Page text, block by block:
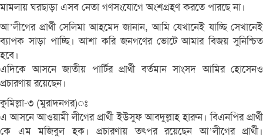
মামলায় ঘরছাড়া এসব নেতা গণসংযোগে অংশগ্রহণ করতে পারছে না।
আ’লীগের প্রার্থী সেলিমা আহমেদ জানান, আমি যেখানেই যাচ্ছি সেখানেই
ব্যাপক সাড়া পাচ্ছি। আশা করি জনগণের ভোটে আমার বিজয় সুনিশ্চিত
হবে।
এদিকে আসনে জাতীয় পার্টির প্রার্থী বর্তমান সাংসদ আমির হোসেনও
প্রচারণায় রয়েছেন।
কুমিল্লা-৩ (মুরাদনগর)ঃ
এ আসনে আওয়ামী লীগের প্রার্থী ইউসুফ আবদুল্লাহ হারুন। বিএনপির প্রার্থী
কে এম মজিবুল হক। প্রচারণায় তৎপর রয়েছেন আ’লীগের প্রার্থী।